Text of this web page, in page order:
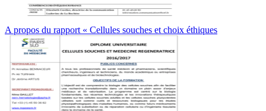
A propos du rapport « Cellules souches et choix éthiques